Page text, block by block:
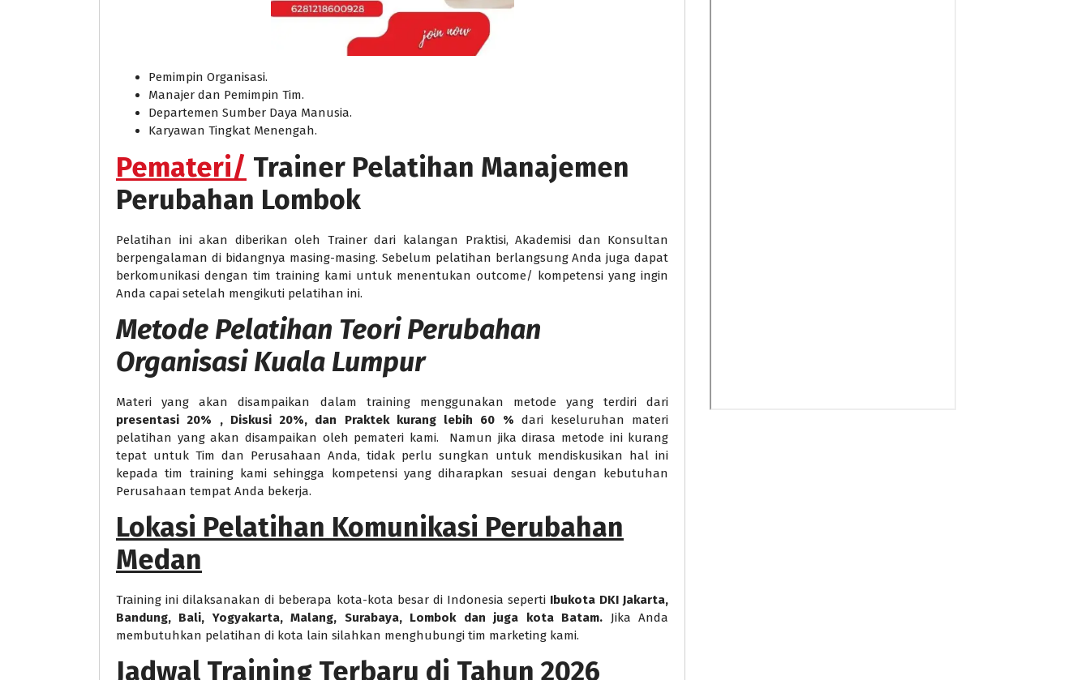
Pemimpin Organisasi.
Manajer dan Pemimpin Tim.
Departemen Sumber Daya Manusia.
Karyawan Tingkat Menengah.
Pemateri/ Trainer Pelatihan Manajemen
Perubahan Lombok
Pelatihan ini akan diberikan oleh Trainer dari kalangan Praktisi, Akademisi dan Konsultan
berpengalaman di bidangnya masing-masing. Sebelum pelatihan berlangsung Anda juga dapat
berkomunikasi dengan tim training kami untuk menentukan outcome/ kompetensi yang ingin
Anda capai setelah mengikuti pelatihan ini.
Metode Pelatihan Teori Perubahan
Organisasi Kuala Lumpur
Materi yang akan disampaikan dalam training menggunakan metode yang terdiri dari
presentasi 20% , Diskusi 20%, dan Praktek kurang lebih 60 % dari keseluruhan materi
pelatihan yang akan disampaikan oleh pemateri kami. Namun jika dirasa metode ini kurang
tepat untuk Tim dan Perusahaan Anda, tidak perlu sungkan untuk mendiskusikan hal ini
kepada tim training kami sehingga kompetensi yang diharapkan sesuai dengan kebutuhan
Perusahaan tempat Anda bekerja.
Lokasi Pelatihan Komunikasi Perubahan
Medan
Training ini dilaksanakan di beberapa kota-kota besar di Indonesia seperti Ibukota DKI Jakarta,
Bandung, Bali, Yogyakarta, Malang, Surabaya, Lombok dan juga kota Batam. Jika Anda
membutuhkan pelatihan di kota lain silahkan menghubungi tim marketing kami.
Jadwal Training Terbaru di Tahun 2026